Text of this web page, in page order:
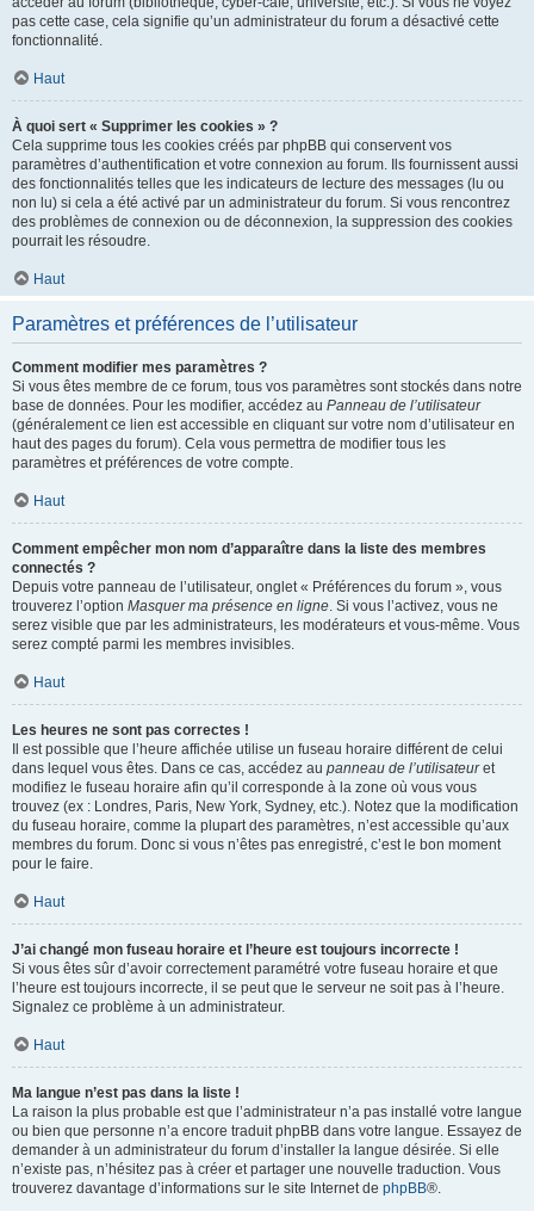
pas cette case, cela signifie qu’un administrateur du forum a désactivé cette
fonctionnalité.
Haut
À quoi sert « Supprimer les cookies » ?
Cela supprime tous les cookies créés par phpBB qui conservent vos
paramètres d’authentification et votre connexion au forum. Ils fournissent aussi
des fonctionnalités telles que les indicateurs de lecture des messages (lu ou
non lu) si cela a été activé par un administrateur du forum. Si vous rencontrez
des problèmes de connexion ou de déconnexion, la suppression des cookies
pourrait les résoudre.
Haut
Paramètres et préférences de l’utilisateur
Comment modifier mes paramètres ?
Si vous êtes membre de ce forum, tous vos paramètres sont stockés dans notre
base de données. Pour les modifier, accédez au Panneau de l’utilisateur
(généralement ce lien est accessible en cliquant sur votre nom d’utilisateur en
haut des pages du forum). Cela vous permettra de modifier tous les
paramètres et préférences de votre compte.
Haut
Comment empêcher mon nom d’apparaître dans la liste des membres
connectés ?
Depuis votre panneau de l’utilisateur, onglet « Préférences du forum », vous
trouverez l’option Masquer ma présence en ligne. Si vous l’activez, vous ne
serez visible que par les administrateurs, les modérateurs et vous-même. Vous
serez compté parmi les membres invisibles.
Haut
Les heures ne sont pas correctes !
Il est possible que l’heure affichée utilise un fuseau horaire différent de celui
dans lequel vous êtes. Dans ce cas, accédez au panneau de l’utilisateuret
modifiez le fuseau horaire afin qu’il corresponde à la zone où vous vous
trouvez (ex : Londres, Paris, New York, Sydney, etc.). Notez que la modification
du fuseau horaire, comme la plupart des paramètres, n’est accessible qu’aux
membres du forum. Donc si vous n’êtes pas enregistré, c’est le bon moment
pour le faire.
Haut
J’ai changé mon fuseau horaire et l’heure est toujours incorrecte !
Si vous êtes sûr d’avoir correctement paramétré votre fuseau horaire et que
l’heure est toujours incorrecte, il se peut que le serveur ne soit pas à l’heure.
Signalez ce problème à un administrateur.
Haut
Ma langue n’est pas dans la liste !
La raison la plus probable est que l’administrateur n’a pas installé votre langue
ou bien que personne n’a encore traduit phpBB dans votre langue. Essayez de
demander à un administrateur du forum d’installer la langue désirée. Si elle
n’existe pas, n’hésitez pas à créer et partager une nouvelle traduction. Vous
trouverez davantage d’informations sur le site Internet de phpBB®.